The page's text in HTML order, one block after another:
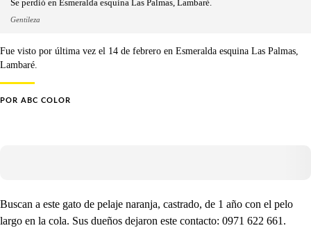
Se perdió en Esmeralda esquina Las Palmas, Lambaré.
Gentileza
Fue visto por última vez el 14 de febrero en Esmeralda esquina Las Palmas,
Lambaré.
POR ABC COLOR
Buscan a este gato de pelaje naranja, castrado, de 1 año con el pelo
largo en la cola. Sus dueños dejaron este contacto: 0971 622 661.